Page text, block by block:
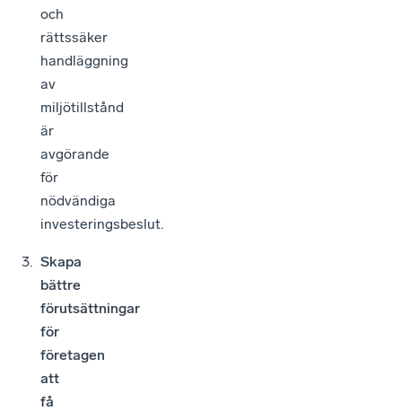
och
rättssäker
handläggning
av
miljötillstånd
är
avgörande
för
nödvändiga
investeringsbeslut.
Skapa
bättre
förutsättningar
för
företagen
att
få